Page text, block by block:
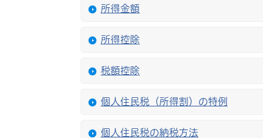
所得金額
所得控除
税額控除
個人住民税（所得割）の特例
個人住民税の納税方法